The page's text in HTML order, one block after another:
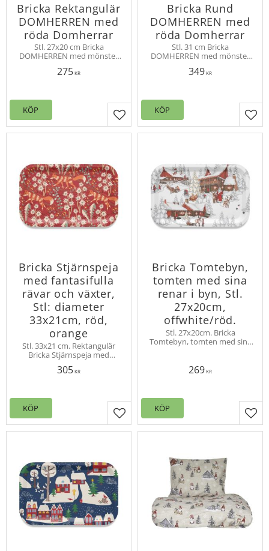
Bricka Rektangulär
DOMHERREN med
röda Domherrar
Stl. 27x20 cm Bricka
DOMHERREN med mönster
som sitter på grenar och äter
275KR
Lägg till i favoriter
KÖP
Bricka Rund
DOMHERREN med
röda Domherrar
Stl. 31 cm Bricka
DOMHERREN med mönster
som sitter på grenar och äter
349KR
KÖP
Bricka Stjärnspeja
med fantasifulla
rävar och växter,
Stl: diameter
33x21cm, röd,
orange
Stl. 33x21 cm. Rektangulär
Bricka Stjärnspeja med
lekfulla och fantasifulla rävar
och växter. Design Hanna
305KR
Lägg till i favoriter
KÖP
Bricka Tomtebyn,
tomten med sina
renar i byn, Stl.
27x20cm,
offwhite/röd.
Stl. 27x20cm. Bricka
Tomtebyn, tomten med sina
269KR
KÖP